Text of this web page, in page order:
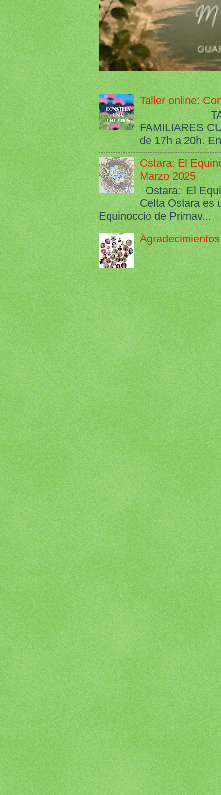
Taller online:
TALLER
FAMILIARES
de 17h a 20h.
Ostara: El
Marzo 2025
Ostara: El
Celta Ostara es
Equinoccio de Primav...